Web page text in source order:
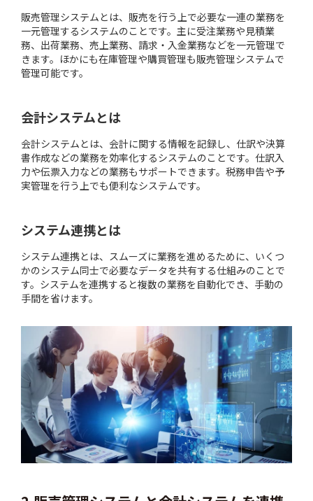
販売管理システムとは、販売を行う上で必要な一連の業務を
一元管理するシステムのことです。主に受注業務や見積業
務、出荷業務、売上業務、請求・入金業務などを一元管理で
きます。ほかにも在庫管理や購買管理も販売管理システムで
管理可能です。
会計システムとは
会計システムとは、会計に関する情報を記録し、仕訳や決算
書作成などの業務を効率化するシステムのことです。仕訳入
力や伝票入力などの業務もサポートできます。税務申告や予
実管理を行う上でも便利なシステムです。
システム連携とは
システム連携とは、スムーズに業務を進めるために、いくつ
かのシステム同士で必要なデータを共有する仕組みのことで
す。システムを連携すると複数の業務を自動化でき、手動の
手間を省けます。